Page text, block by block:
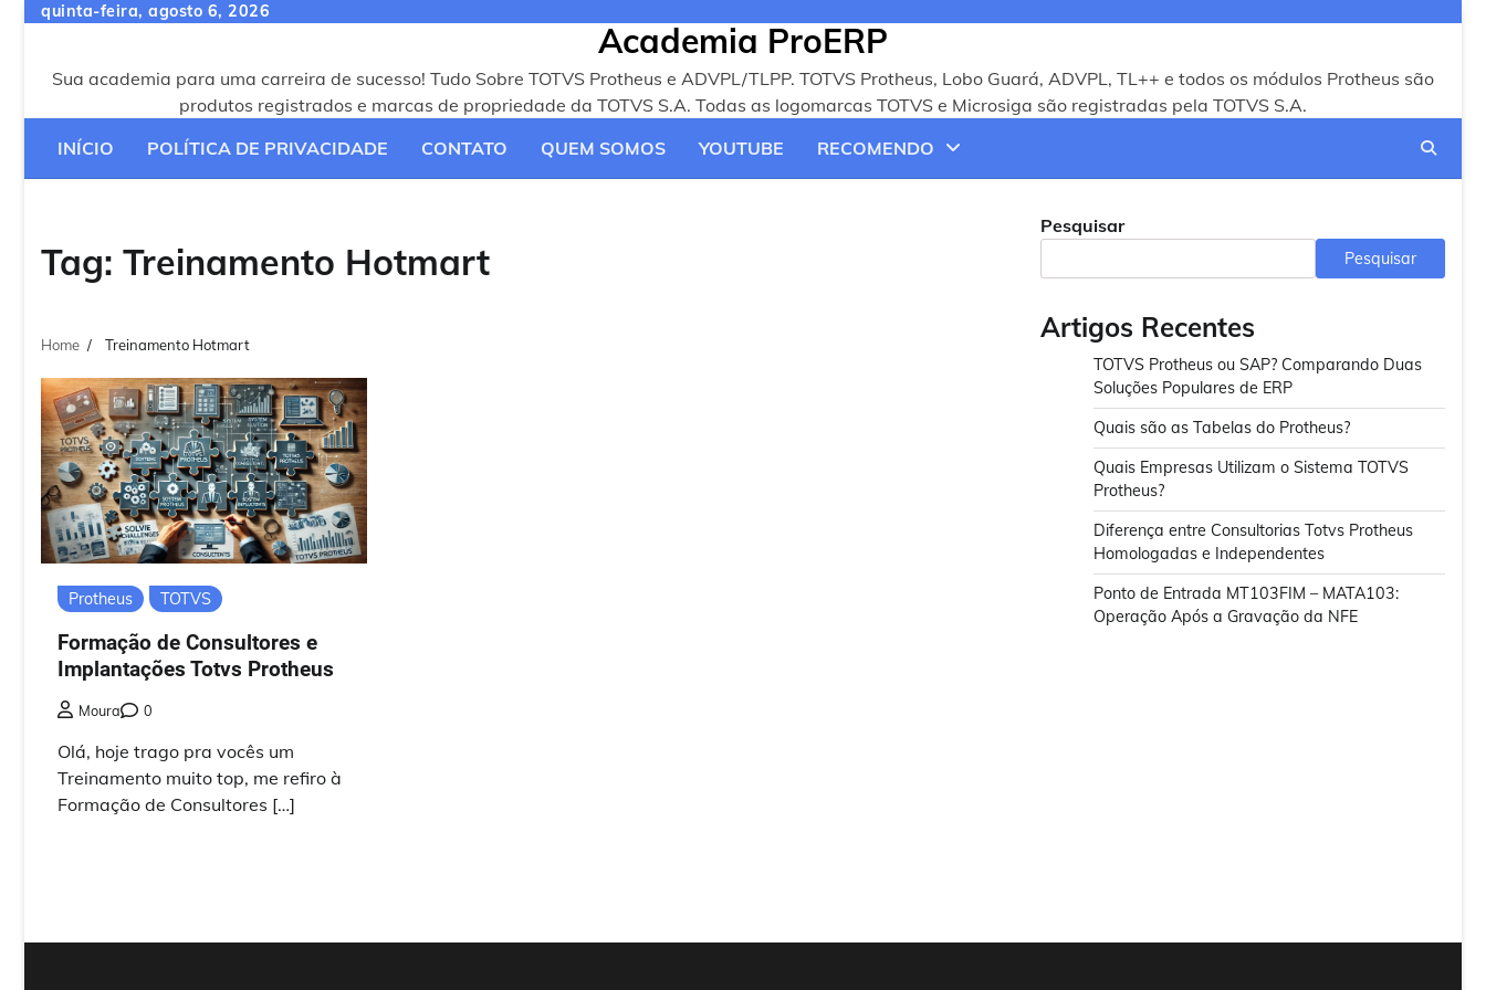
Skip
quinta-feira, agosto 6, 2026
Academia ProERP
Sua academia para uma carreira de sucesso! Tudo Sobre TOTVS Protheus e ADVPL/TLPP. TOTVS Protheus, Lobo Guará, ADVPL, TL++ e todos os módulos Protheus são
produtos registrados e marcas de propriedade da TOTVS S.A. Todas as logomarcas TOTVS e Microsiga são registradas pela TOTVS S.A.
INÍCIO
POLÍTICA DE PRIVACIDADE CONTATO QUEM SOMOS YOUTUBE RECOMENDO
Tag: Treinamento Hotmart
Home Treinamento Hotmart
Protheus TOTVS
Formação de Consultores e
Implantações Totvs Protheus
Moura 0
Olá, hoje trago pra vocês um
Treinamento muito top, me refiro à
Formação de Consultores […]
Pesquisar
Pesquisar
Artigos Recentes
TOTVS Protheus ou SAP? Comparando Duas
Soluções Populares de ERP
Quais são as Tabelas do Protheus?
Quais Empresas Utilizam o Sistema TOTVS
Protheus?
Diferença entre Consultorias Totvs Protheus
Homologadas e Independentes
Ponto de Entrada MT103FIM – MATA103:
Operação Após a Gravação da NFE